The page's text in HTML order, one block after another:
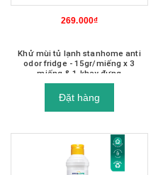
269.000₫
Khử mùi tủ lạnh stanhome anti
odor fridge - 15gr/miếng x 3
miếng & 1 khay đựng
Đặt hàng